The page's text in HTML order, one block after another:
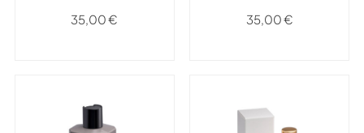
35,00€ 35,00€